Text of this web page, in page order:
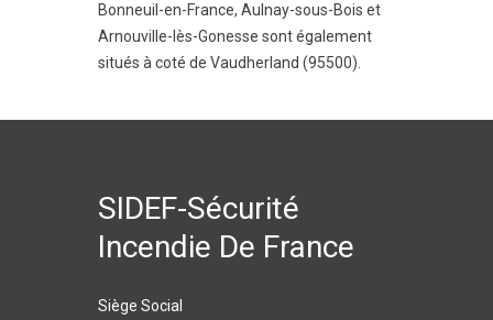
Bonneuil-en-France, Aulnay-sous-Bois et
Arnouville-lès-Gonesse sont également
situés à coté de Vaudherland (95500).
SIDEF-Sécurité
Incendie De France
Siège Social